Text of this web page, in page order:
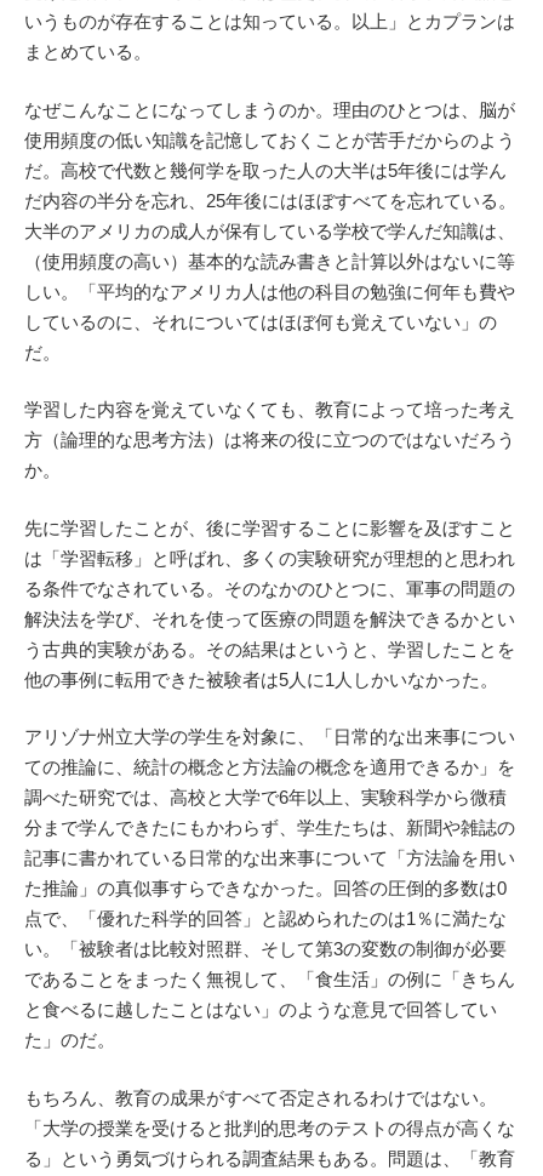
いうものが存在することは知っている。以上」とカプランは
まとめている。
なぜこんなことになってしまうのか。理由のひとつは、脳が
使用頻度の低い知識を記憶しておくことが苦手だからのよう
だ。高校で代数と幾何学を取った人の大半は5年後には学ん
だ内容の半分を忘れ、25年後にはほぼすべてを忘れている。
大半のアメリカの成人が保有している学校で学んだ知識は、
（使用頻度の高い）基本的な読み書きと計算以外はないに等
しい。「平均的なアメリカ人は他の科目の勉強に何年も費や
しているのに、それについてはほぼ何も覚えていない」の
だ。
学習した内容を覚えていなくても、教育によって培った考え
方（論理的な思考方法）は将来の役に立つのではないだろう
か。
先に学習したことが、後に学習することに影響を及ぼすこと
は「学習転移」と呼ばれ、多くの実験研究が理想的と思われ
る条件でなされている。そのなかのひとつに、軍事の問題の
解決法を学び、それを使って医療の問題を解決できるかとい
う古典的実験がある。その結果はというと、学習したことを
他の事例に転用できた被験者は5人に1人しかいなかった。
アリゾナ州立大学の学生を対象に、「日常的な出来事につい
ての推論に、統計の概念と方法論の概念を適用できるか」を
調べた研究では、高校と大学で6年以上、実験科学から微積
分まで学んできたにもかわらず、学生たちは、新聞や雑誌の
記事に書かれている日常的な出来事について「方法論を用い
た推論」の真似事すらできなかった。回答の圧倒的多数は0
点で、「優れた科学的回答」と認められたのは1％に満たな
い。「被験者は比較対照群、そして第3の変数の制御が必要
であることをまったく無視して、「食生活」の例に「きちん
と食べるに越したことはない」のような意見で回答してい
た」のだ。
もちろん、教育の成果がすべて否定されるわけではない。
「大学の授業を受けると批判的思考のテストの得点が高くな
る」という勇気づけられる調査結果もある。問題は、「教育